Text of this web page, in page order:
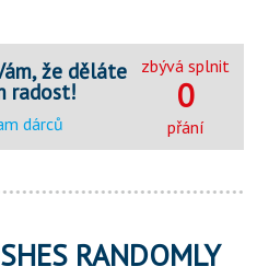
že děláte
radost!
dárců
zbývá splnit
0
přání
RANDOMLY